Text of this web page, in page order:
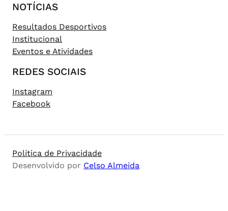
NOTÍCIAS
Resultados Desportivos
Institucional
Eventos e Atividades
REDES SOCIAIS
Instagram
Facebook
Política de Privacidade
Desenvolvido por Celso Almeida